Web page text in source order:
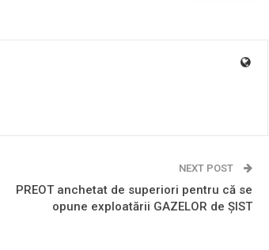
NEXT POST
PREOT anchetat de superiori pentru că se
opune exploatării GAZELOR de ȘIST